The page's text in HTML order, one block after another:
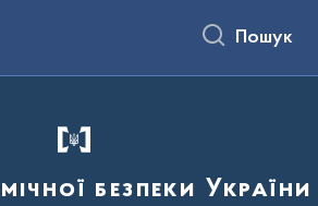
Пошук
безпеки України